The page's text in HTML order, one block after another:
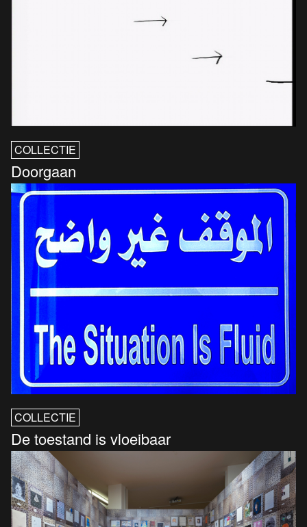
COLLECTIE
Doorgaan
COLLECTIE
De toestand is vloeibaar